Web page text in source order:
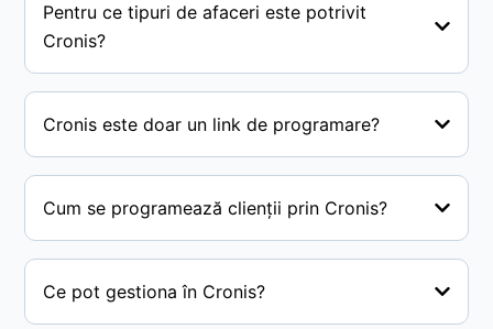
Pentru ce tipuri de afaceri este potrivit
Cronis?
Cronis este doar un link de programare?
Cum se programează clienții prin Cronis?
Ce pot gestiona în Cronis?